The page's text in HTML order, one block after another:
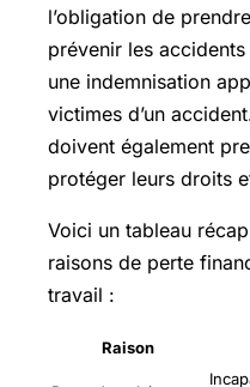
l’obligation de
prévenir les
une indemnisation
victimes d’un
doivent également
protéger leurs droits
Voici un tableau
raisons de perte
travail :
Raison